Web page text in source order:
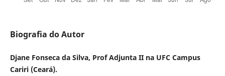
Biografia do Autor
Djane Fonseca da Silva, Prof Adjunta II na UFC Campus
Cariri (Ceará).